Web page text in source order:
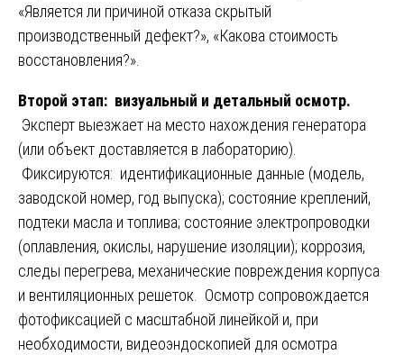
«Является ли причиной отказа скрытый
производственный дефект?», «Какова стоимость
восстановления?».
Второй этап: визуальный и детальный осмотр.
Эксперт выезжает на место нахождения генератора
(или объект доставляется в лабораторию).
Фиксируются: идентификационные данные (модель,
заводской номер, год выпуска); состояние креплений,
подтеки масла и топлива; состояние электропроводки
(оплавления, окислы, нарушение изоляции); коррозия,
следы перегрева, механические повреждения корпуса
и вентиляционных решеток. Осмотр сопровождается
фотофиксацией с масштабной линейкой и, при
необходимости, видеоэндоскопией для осмотра